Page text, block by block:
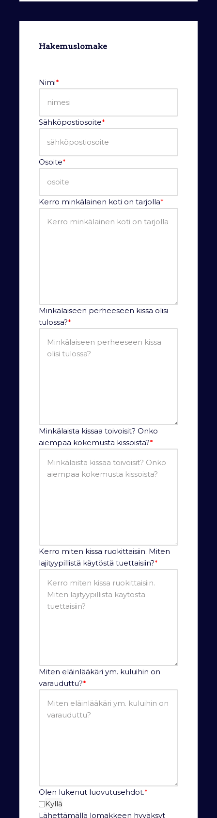
Hakemuslomake
Nimi*
Sähköpostiosoite*
Osoite*
Kerro minkälainen koti on tarjolla*
Minkälaiseen perheeseen kissa olisi
tulossa?*
Minkälaista kissaa toivoisit? Onko
aiempaa kokemusta kissoista?*
Kerro miten kissa ruokittaisiin. Miten
lajityypillistä käytöstä tuettaisiin?*
Miten eläinlääkäri ym. kuluihin on
varauduttu?*
Olen lukenut luovutusehdot.*
Kyllä
Lähettämällä lomakkeen hyväksyt